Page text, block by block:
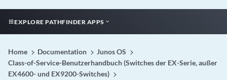
EXPLORE PATHFINDER APPS
Home Documentation
Junos OS
Class-of-Service-Benutzerhandbuch (Switches der EX-Serie, außer
EX4600- und EX9200-Switches)